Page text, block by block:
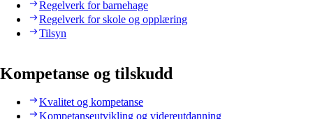
Regelverk for barnehage
Regelverk for skole og opplæring
Tilsyn
Kompetanse og tilskudd
Kvalitet og kompetanse
Kompetanseutvikling og videreutdanning